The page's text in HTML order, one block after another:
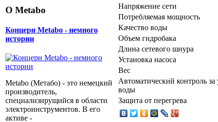
О Metabo
Концерн Metabo - немного
истории
Metabo (Метабо) - это немецкий
производитель,
специализирущийся в области
электроинструментов. В его
активе -
Напряжение сети
Потребляемая мощность
Качество воды
Объем гидробака
Длина сетевого шнура
Установка насоса
Вес
Автоматический контроль за
воды
Защита от перегрева